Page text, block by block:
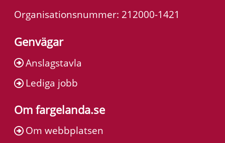
Organisationsnummer: 212000-1421
Genvägar
Anslagstavla
Lediga jobb
Om fargelanda.se
Om webbplatsen